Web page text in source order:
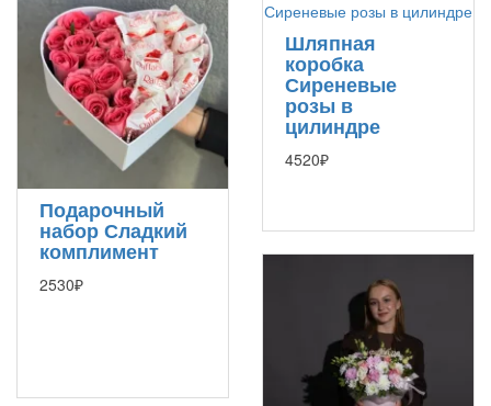
Подарочный
набор Сладкий
комплимент
2530₽
Шляпная
коробка
Сиреневые
розы в
цилиндре
4520₽